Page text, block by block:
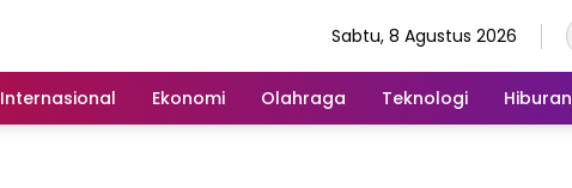
Sabtu, 8 Agustus 2026
Internasional Ekonomi Olahraga Teknologi Hiburan